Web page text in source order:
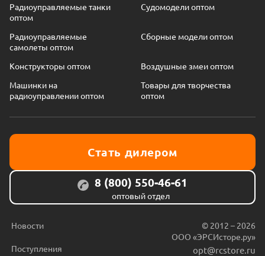
Радиоуправляемые танки
оптом
Судомодели оптом
Радиоуправляемые
самолеты оптом
Сборные модели оптом
Конструкторы оптом
Воздушные змеи оптом
Машинки на
радиоуправлении оптом
Товары для творчества
оптом
Стать дилером
8 (800) 550-46-61
оптовый отдел
Новости
Поступления
© 2012 – 2026
ООО «ЭРСИсторе.ру»
opt@rcstore.ru